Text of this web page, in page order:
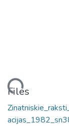
Loading...
Files